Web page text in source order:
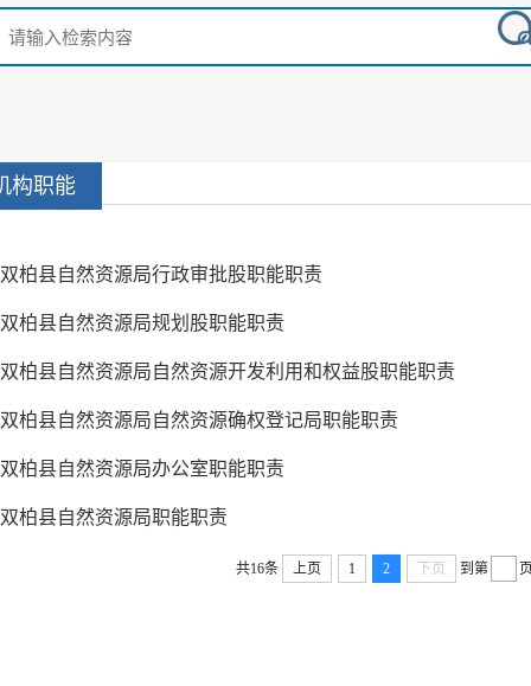
构职能
双柏县自然资源局行政审批股职能职责
双柏县自然资源局规划股职能职责
双柏县自然资源局自然资源开发利用和权益股职能职责
双柏县自然资源局自然资源确权登记局职能职责
双柏县自然资源局办公室职能职责
双柏县自然资源局职能职责
共16条 上页 1 2 下页 到第